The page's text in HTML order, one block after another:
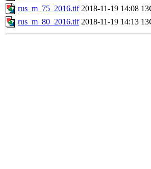
rus_m_75_2016.tif 2018-11-19 14:08
rus_m_80_2016.tif 2018-11-19 14:13